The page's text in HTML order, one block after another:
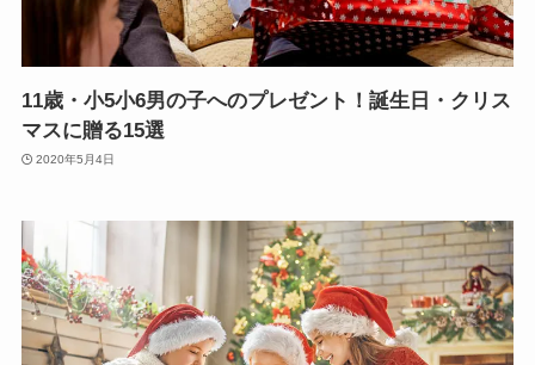
11歳・小5小6男の子へのプレゼント！誕生日・クリス
マスに贈る15選
2020年5月4日